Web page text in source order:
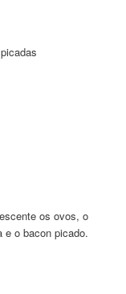
os ovos, o
e o bacon picado.